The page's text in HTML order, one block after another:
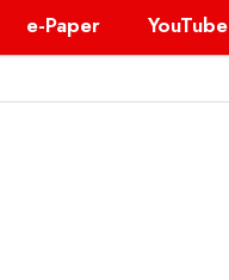
e-Paper YouTube